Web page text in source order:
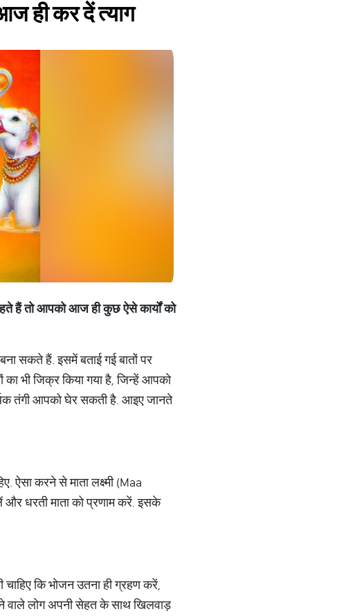
ही कर दें त्याग
हैंतोआपकोआजहीकुछऐसेकार्योंको
सकते हैं. इसमें बताई गई बातों पर
भी जिक्र किया गया है, जिन्हें आपको
तंगी आपको घेर सकती है. आइए जानते
ऐसा करने से माता लक्ष्मी (Maa
धरती माता को प्रणाम करें. इसके
कि भोजन उतना ही ग्रहण करें,
वाले लोग अपनी सेहत के साथ खिलवाड़